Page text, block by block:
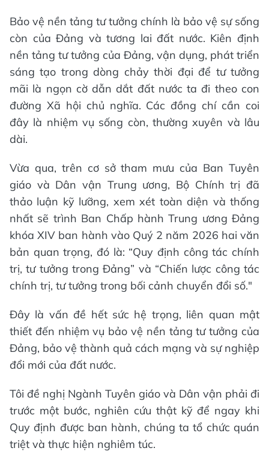
Bảo vệ nền tảng tư tưởng chính là bảo vệ sự sống
còn của Đảng và tương lai đất nước. Kiên định
nền tảng tư tưởng của Đảng, vận dụng, phát triển
sáng tạo trong dòng chảy thời đại để tư tưởng
mãi là ngọn cờ dẫn dắt đất nước ta đi theo con
đường Xã hội chủ nghĩa. Các đồng chí cần coi
đây là nhiệm vụ sống còn, thường xuyên và lâu
dài.
Vừa qua, trên cơ sở tham mưu của Ban Tuyên
giáo và Dân vận Trung ương, Bộ Chính trị đã
thảo luận kỹ lưỡng, xem xét toàn diện và thống
nhất sẽ trình Ban Chấp hành Trung ương Đảng
khóa XIV ban hành vào Quý 2 năm 2026 hai văn
bản quan trọng, đó là: “Quy định công tác chính
trị, tư tưởng trong Đảng” và “Chiến lược công tác
chính trị, tư tưởng trong bối cảnh chuyển đổi số."
Đây là vấn đề hết sức hệ trọng, liên quan mật
thiết đến nhiệm vụ bảo vệ nền tảng tư tưởng của
Đảng, bảo vệ thành quả cách mạng và sự nghiệp
đổi mới của đất nước.
Tôi đề nghị Ngành Tuyên giáo và Dân vận phải đi
trước một bước, nghiên cứu thật kỹ để ngay khi
Quy định được ban hành, chúng ta tổ chức quán
triệt và thực hiện nghiêm túc.